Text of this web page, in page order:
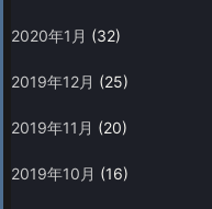
2020年1月 (32)
2019年12月 (25)
2019年11月 (20)
2019年10月 (16)